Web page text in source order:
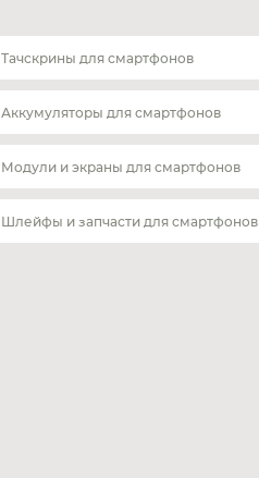
Тачскрины для смартфонов
Аккумуляторы для смартфонов
Модули и экраны для смартфонов
Шлейфы и запчасти для смартфонов